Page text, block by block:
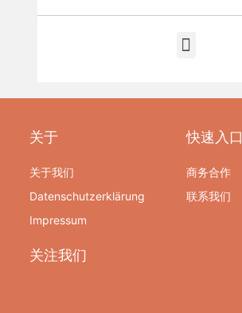
关于
关于我们
Datenschutzerklärung
Impressum
快速入口
商务合作
联系我们
关注我们